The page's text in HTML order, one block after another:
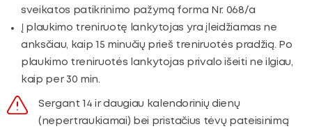
sveikatos patikrinimo pažymą forma Nr. 068/a
Į plaukimo treniruotę lankytojas yra įleidžiamas ne
anksčiau, kaip 15 minučių prieš treniruotės pradžią. Po
plaukimo treniruotės lankytojas privalo išeiti ne ilgiau,
kaip per 30 min.
Sergant 14 ir daugiau kalendorinių dienų
(nepertraukiamai) bei pristačius tėvų pateisinimą